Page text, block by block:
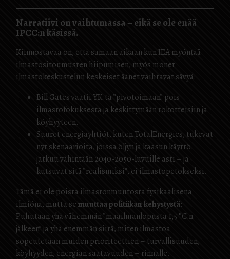
Narratiivi on vaihtumassa – eikä se ole enää
IPCC:n käsissä.
Kiinnostavaa on, että samaan aikaan kun IEA myöntää
ilmastositoumusten hiipumisen, myös monet
ilmastokeskustelun keskeiset äänet vaihtavat sävyä:
Bill Gates vaatii YK:ta ”pivotoimaan” pois
ilmastofokuksesta ja keskittymään rokotteisiin ja
köyhyyteen.
Suuret energiayhtiöt, kuten TotalEnergies, tukevat
nyt skenaarioita, joissa öljyn ja kaasun käyttö
jatkuu vähintään 2040-2050-luvuille asti – ja
kutsuvat sitä ”realismiksi”, ei ilmastopetokseksi.
Tämä ei ole poista ilmastonmuutosta fysikaalisena
ilmiönä, mutta semuuttaa politiikan kehystystä:
Puhutaan yhä vähemmän ”maailmanlopusta 1,5 °C:n
jälkeen” ja yhä enemmän siitä, miten ilmastoa
sopeutetaan muiden prioriteettien – turvallisuuden,
köyhyyden, energian saatavuuden – rinnalle.